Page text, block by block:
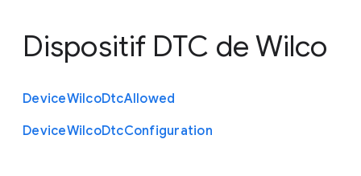
Dispositif DTC de Wilco
DeviceWilcoDtcAllowed
DeviceWilcoDtcConfiguration